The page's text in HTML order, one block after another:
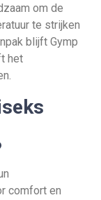
om de
te strijken
blijft Gymp
het
comfort en